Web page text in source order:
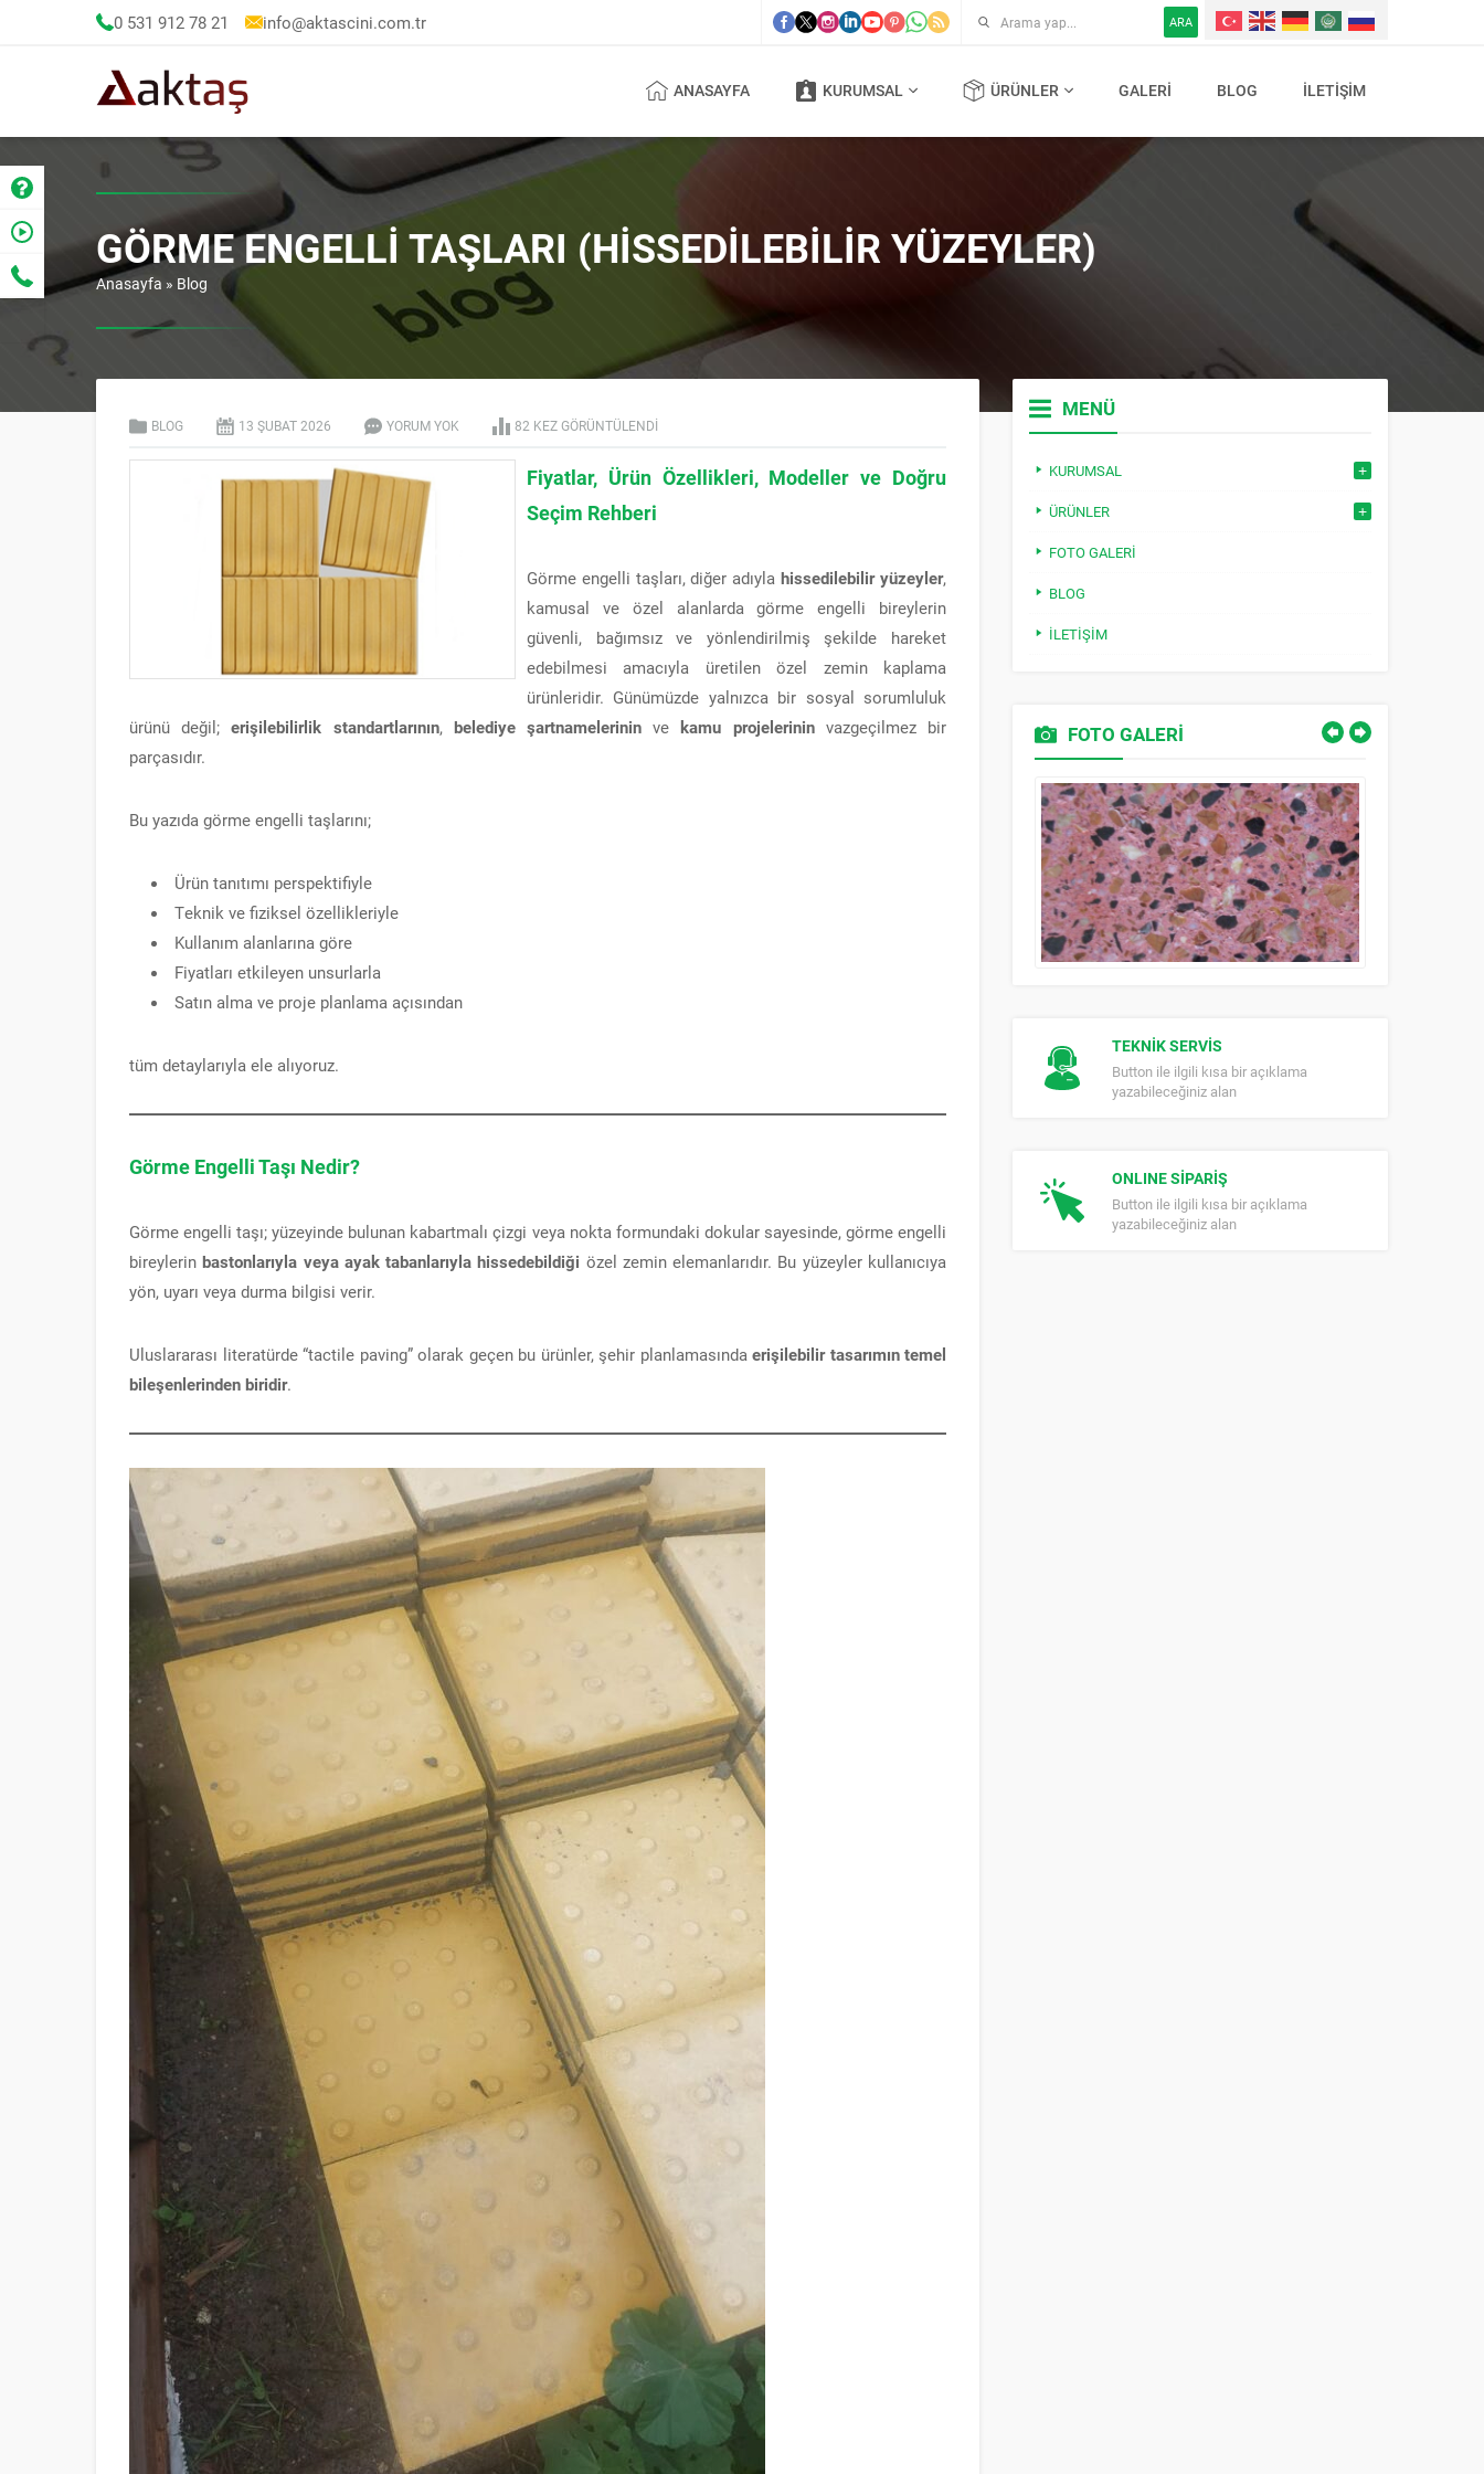
0 531 912 78 21 info@aktascini.com.tr ARA
ANASAYFA KURUMSAL ÜRÜNLER GALERI BLOG İLETIŞIM
GÖRME ENGELLI TAŞLARI (HISSEDILEBILIR YÜZEYLER)
Anasayfa » Blog
BLOG 13 ŞUBAT2026 YORUM YOK 82 KEZ GÖRÜNTÜLENDI
Fiyatlar, Ürün Özellikleri, Modeller ve Doğru
Seçim Rehberi
Görme engelli taşları, diğer adıylahissedilebilir yüzeyler,
kamusal ve özel alanlarda görme engelli bireylerin
güvenli, bağımsız ve yönlendirilmiş şekilde hareket
edebilmesi amacıyla üretilen özel zemin kaplama
ürünleridir. Günümüzde yalnızca bir sosyal sorumluluk
ürünü değil;erişilebilirlik standartlarının, belediye şartnamelerinin vekamu projelerininvazgeçilmez bir
parçasıdır.
Bu yazıda görme engelli taşlarını;
Ürün tanıtımı perspektifiyle
Teknik ve fiziksel özellikleriyle
Kullanım alanlarına göre
Fiyatları etkileyen unsurlarla
Satın alma ve proje planlama açısından
tüm detaylarıyla ele alıyoruz.
Görme Engelli Taşı Nedir?
Görme engelli taşı; yüzeyinde bulunan kabartmalı çizgi veya nokta formundaki dokular sayesinde, görme engelli
bireylerinbastonlarıyla veya ayak tabanlarıyla hissedebildiği özel zemin elemanlarıdır. Bu yüzeyler kullanıcıya
yön, uyarı veya durma bilgisi verir.
Uluslararası literatürde “tactile paving” olarak geçen bu ürünler, şehir planlamasında erişilebilir tasarımın temel
bileşenlerinden biridir.
MENÜ
KURUMSAL
ÜRÜNLER
FOTO GALERI
BLOG
İLETIŞIM
FOTO GALERİ
TEKNİK SERVİS
Button ile ilgili kısa bir açıklama
yazabileceğiniz alan
ONLINE SİPARİŞ
Button ile ilgili kısa bir açıklama
yazabileceğiniz alan